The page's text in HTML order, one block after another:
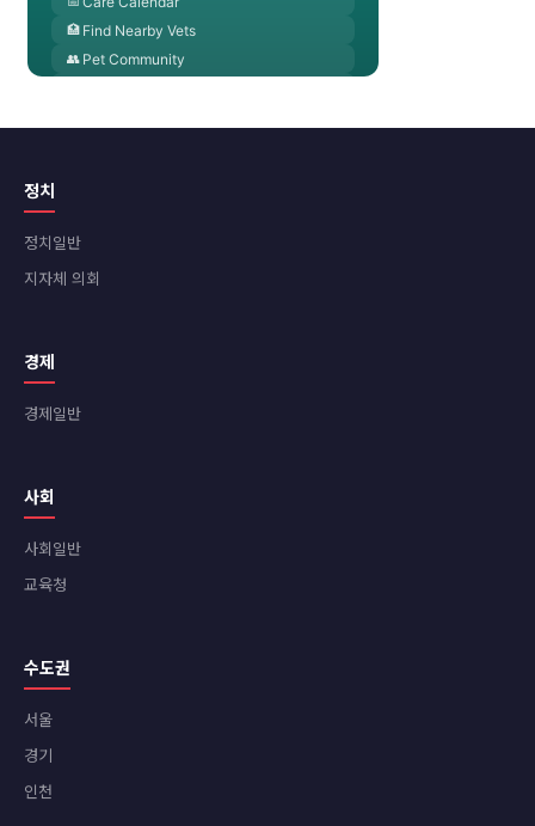
정치
정치일반
지자체 의회
경제
경제일반
사회
사회일반
교육청
수도권
서울
경기
인천